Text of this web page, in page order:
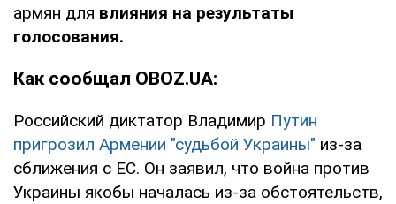
армян для влияния на результаты
голосования.
Как сообщал OBOZ.UA:
Российский диктатор Владимир Путин
пригрозил Армении "судьбой Украины" из-за
сближения с ЕС. Он заявил, что война против
Украины якобы началась из-за обстоятельств,